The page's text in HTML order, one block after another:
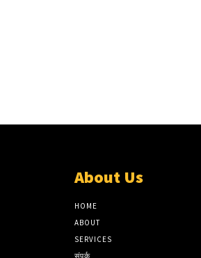
About Us
HOME
ABOUT
SERVICES
संपर्क